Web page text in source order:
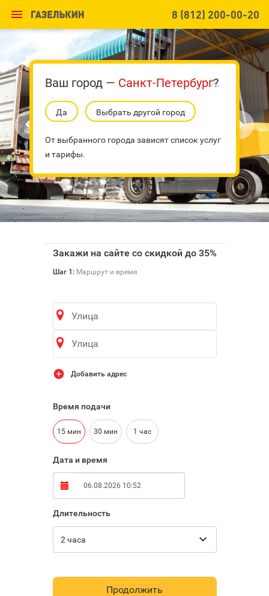
 8 (812) 200-00-20
 
Закажи на сайте со скидкой до 35%
Шаг 1: Маршрут и время
Добавить адрес
Время подачи
15 мин 30 мин 1 час
Дата и время
Длительность
2 часа 
Продолжить
Ваш город — Санкт-Петербург?
Да Выбрать другой город
От выбранного города зависят список услуг
и тарифы.